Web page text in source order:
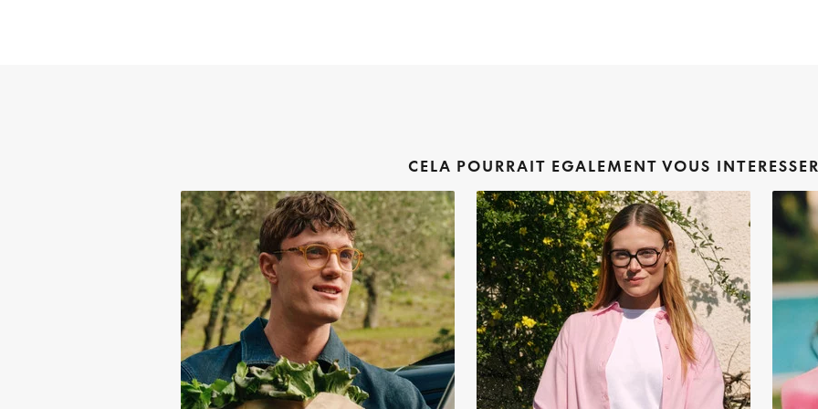
CELA POURRAIT EGALEMENT VOUS